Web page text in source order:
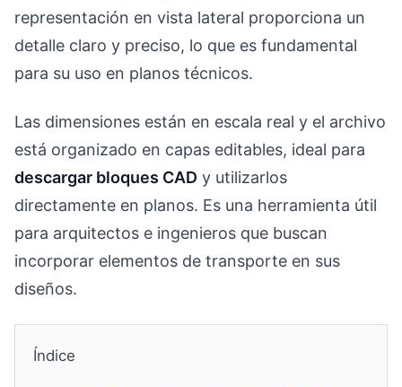
representación en vista lateral proporciona un
detalle claro y preciso, lo que es fundamental
para su uso en planos técnicos.
Las dimensiones están en escala real y el archivo
está organizado en capas editables, ideal para
descargar bloques CAD y utilizarlos
directamente en planos. Es una herramienta útil
para arquitectos e ingenieros que buscan
incorporar elementos de transporte en sus
diseños.
Índice